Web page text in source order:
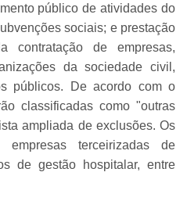
público de atividades do
sociais; e prestação
contratação de empresas,
da sociedade civil,
públicos. De acordo com o
classificadas como "outras
ampliada de exclusões. Os
terceirizadas de
de gestão hospitalar, entre